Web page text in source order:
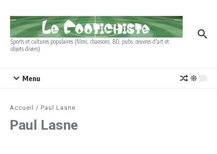
Sports et cultures populaires (films, chansons, BD, pubs, œuvres d'art et
objets divers)
Menu
Accueil / Paul Lasne
Paul Lasne